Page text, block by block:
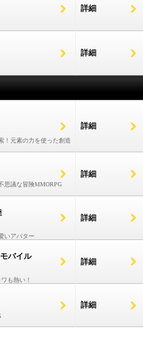
詳細
詳細
！元素の力を使った創造
詳細
思議な冒険MMORPG
詳細
いアバター
詳細
バイル
も熱い！
詳細
詳細